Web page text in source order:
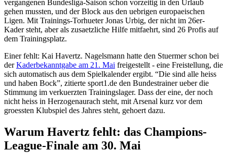
vergangenen Bundesliga-Saison schon vorzeitig in den Urlaub
gehen mussten, und der Block aus den uebrigen europaeischen
Ligen. Mit Trainings-Torhueter Jonas Urbig, der nicht im 26er-
Kader steht, aber als zusaetzliche Hilfe mitfaehrt, sind 26 Profis auf
dem Trainingsplatz.
Einer fehlt: Kai Havertz. Nagelsmann hatte den Stuermer schon bei
derKaderbekanntgabe am 21. Mai freigestellt - eine Freistellung, die
sich automatisch aus dem Spielkalender ergibt. “Die sind alle heiss
und haben Bock”, zitierte sport1.de den Bundestrainer ueber die
Stimmung im verkuerzten Trainingslager. Dass der eine, der noch
nicht heiss in Herzogenaurach steht, mit Arsenal kurz vor dem
groessten Klubspiel des Jahres steht, gehoert dazu.
Warum Havertz fehlt: das Champions-
League-Finale am 30. Mai